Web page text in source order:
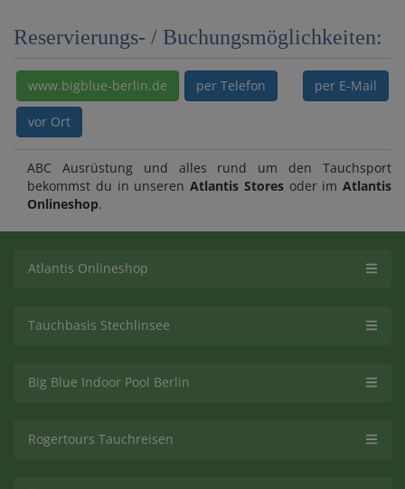
Reservierungs- / Buchungsmöglichkeiten:
www.bigblue-berlin.de per Telefon per E-Mail
vor Ort
ABC Ausrüstung und alles rund um den Tauchsport
bekommst du in unseren Atlantis Storesoder im Atlantis
Onlineshop.
Atlantis Onlineshop
Tauchbasis Stechlinsee
Big Blue Indoor Pool Berlin
Rogertours Tauchreisen